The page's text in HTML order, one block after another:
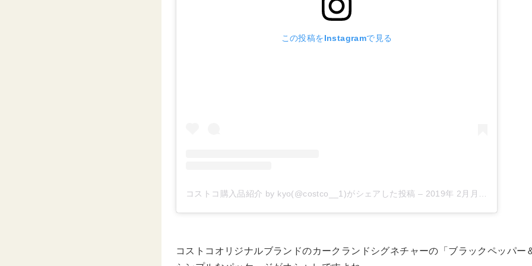
この投稿をInstagramで見る
コストコ購入品紹介 by kyo(@costco__1)がシェアした投稿 – 2019年 2月月15日午後10時04分PST
コストコオリジナルブランドのカークランドシグネチャーの「ブラックペッパー